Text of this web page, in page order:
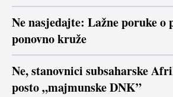
Ne nasjedajte: Lažne poruke o
ponovno kruže
Ne, stanovnici subsaharske
posto „majmunske DNK”